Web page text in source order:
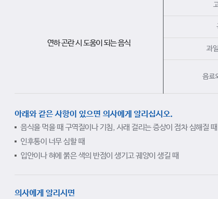
연하 곤란 시 도움이 되는 음식
과
음료
아래와 같은 사항이 있으면 의사에게 알리십시오.
음식을 먹을 때 구역질이나 기침, 사래 걸리는 증상이 점차 심해질 때
인후통이 너무 심할 때
입안이나 혀에 붉은 색의 반점이 생기고 궤양이 생길 때
의사에게 알리시면